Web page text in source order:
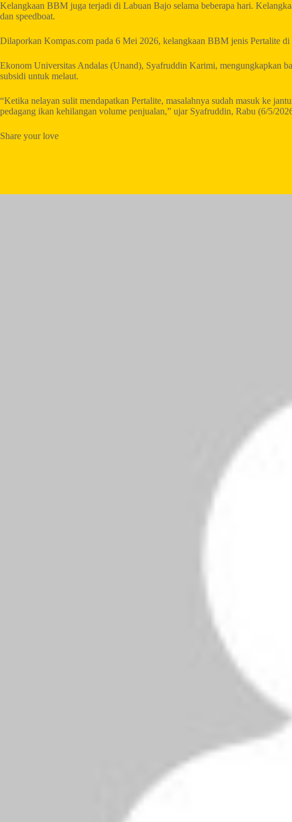
Kelangkaan BBM juga terjadi di Labuan Bajo selama beberapa hari.
dan speedboat.
Dilaporkan Kompas.com pada 6 Mei 2026, kelangkaan BBM jenis Pertalite
Ekonom Universitas Andalas (Unand), Syafruddin Karimi, mengungkapkan
subsidi untuk melaut.
“Ketika nelayan sulit mendapatkan Pertalite, masalahnya sudah masuk ke
pedagang ikan kehilangan volume penjualan,” ujar Syafruddin, Rabu (6/5/
Share your love